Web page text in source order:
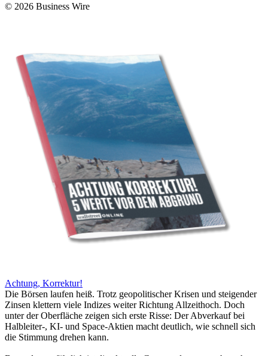
© 2026 Business Wire
Achtung, Korrektur!
Die Börsen laufen heiß. Trotz geopolitischer Krisen und steigender
Zinsen klettern viele Indizes weiter Richtung Allzeithoch. Doch
unter der Oberfläche zeigen sich erste Risse: Der Abverkauf bei
Halbleiter-, KI- und Space-Aktien macht deutlich, wie schnell sich
die Stimmung drehen kann.